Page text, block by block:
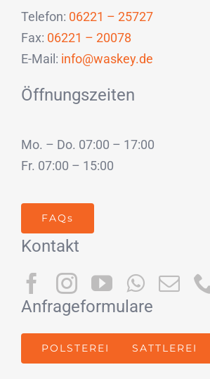
Telefon: 06221 – 25727
Fax: 06221 – 20078
E-Mail: info@waskey.de
Öffnungszeiten
Mo. – Do. 07:00 – 17:00
Fr. 07:00 – 15:00
FAQs
Kontakt
Anfrageformulare
POLSTEREI SATTLEREI